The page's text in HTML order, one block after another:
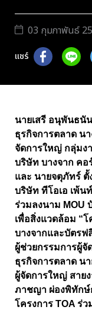
03 กุมภาพันธ์
แชร์
นายเสรี อนุพันธนั
ธุรกิจการตลาด น
จัดการใหญ่ กลุ่มง
บริษัท บางจาก คอ
และ นายจตุภัทร์
บริษัท ทีโอเอ เพ้น
ร่วมลงนาม MOU
เพื่อสิ่งแวดล้อม “
บางจากและบัตร
ผู้ช่วยกรรมการผู้
ธุรกิจการตลาด น
ผู้จัดการใหญ่ สาย
ภาชญา ผ่องพิทักษ์
โครงการ TOA ร่